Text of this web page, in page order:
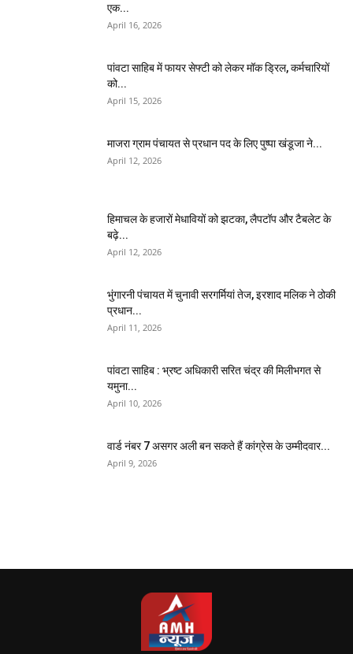
एक...
April 16, 2026
पांवटा साहिब में फायर सेफ्टी को लेकर मॉक ड्रिल, कर्मचारियों
को...
April 15, 2026
माजरा ग्राम पंचायत से प्रधान पद के लिए पुष्पा खंडूजा ने...
April 12, 2026
हिमाचल के हजारों मेधावियों को झटका, लैपटॉप और टैबलेट के
बढ़े...
April 12, 2026
भुंगारनी पंचायत में चुनावी सरगर्मियां तेज, इरशाद मलिक ने ठोकी
प्रधान...
April 11, 2026
पांवटा साहिब : भ्रष्ट अधिकारी सरित चंद्र की मिलीभगत से
यमुना...
April 10, 2026
वार्ड नंबर 7 असगर अली बन सकते हैं कांग्रेस के उम्मीदवार...
April 9, 2026